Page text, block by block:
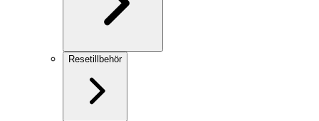
Resetillbehör